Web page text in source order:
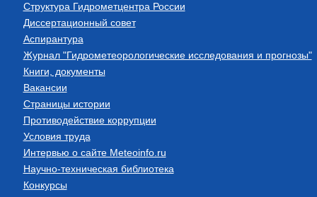
Структура Гидрометцентра России
Диссертационный совет
Аспирантура
Журнал "Гидрометеорологические исследования и прогнозы"
Книги, документы
Вакансии
Страницы истории
Противодействие коррупции
Условия труда
Интервью о сайте Meteoinfo.ru
Научно-техническая библиотека
Конкурсы